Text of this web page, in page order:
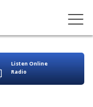
Listen Online
Radio